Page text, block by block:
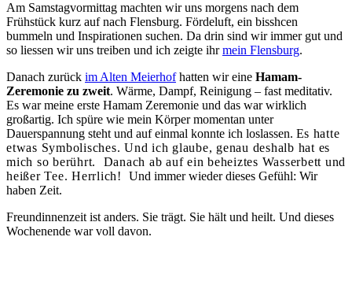
Am Samstagvormittag machten wir uns morgens nach dem
Frühstück kurz auf nach Flensburg. Fördeluft, ein bisshcen
bummeln und Inspirationen suchen. Da drin sind wir immer gut und
so liessen wir uns treiben und ich zeigte ihrmein Flensburg.
Danach zurück im Alten Meierhofhatten wir eine Hamam-
Zeremonie zu zweit. Wärme, Dampf, Reinigung – fast meditativ.
Es war meine erste Hamam Zeremonie und das war wirklich
großartig. Ich spüre wie mein Körper momentan unter
Dauerspannung steht und auf einmal konnte ich loslassen. Es hatte
etwas Symbolisches. Und ich glaube, genau deshalb hat es
mich so berührt. Danach ab auf ein beheiztes Wasserbett und
heißer Tee. Herrlich!
Und immer wieder dieses Gefühl: Wir
haben Zeit.
Freundinnenzeit ist anders. Sie trägt. Sie hält und heilt. Und dieses
Wochenende war voll davon.